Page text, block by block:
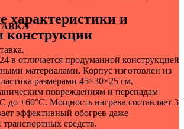
характеристики и
конструкции
в отличается продуманной конструкцией
материалами. Корпус изготовлен из
размерами 45×30×25 см,
повреждениям и перепадам
до +60°C. Мощность нагрева составляет 3
эффективный обогрев даже
средств.